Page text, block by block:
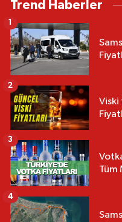
Trend Haberler
1
Viski
2
Tüm
3
4